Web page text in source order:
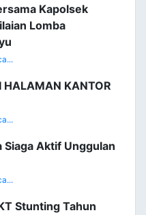
Kapolsek
Lomba
HALAMAN KANTOR
Aktif Unggulan
Stunting Tahun